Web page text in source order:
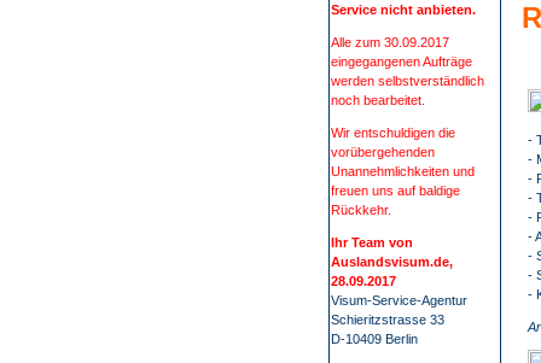
Service nicht anbieten.
Alle zum 30.09.2017
eingegangenen Aufträge
werden selbstverständlich
noch bearbeitet.
Wir entschuldigen die
vorübergehenden
Unannehmlichkeiten und
freuen uns auf baldige
Rückkehr.
Ihr Team von
Auslandsvisum.de,
28.09.2017
Visum-Service-Agentur
Schieritzstrasse 33
D-10409 Berlin
-
-
-
-
-
-
-
-
-